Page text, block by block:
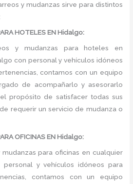
y mudanzas sirve para distintos
HOTELES EN Hidalgo:
y mudanzas para hoteles en
con personal y vehículos idóneos
contamos con un equipo
de acompañarlo y asesorarlo
propósito de satisfacer todas sus
requerir un servicio de mudanza o
OFICINAS EN Hidalgo:
para oficinas en cualquier
y vehículos idóneos para
contamos con un equipo